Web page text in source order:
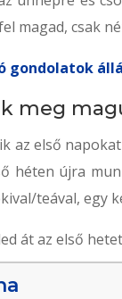
magad, csak
gondolatok
meg
az első
héten újra
teával, egy
át az első